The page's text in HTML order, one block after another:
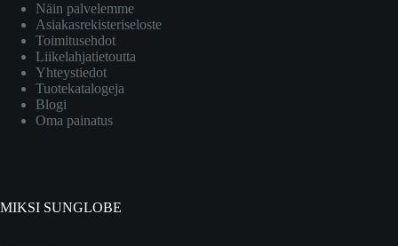
Näin palvelemme
Asiakasrekisteriseloste
Toimitusehdot
Liikelahjatietoutta
Yhteystiedot
Tuotekatalogeja
Blogi
Oma painatus
MIKSI SUNGLOBE